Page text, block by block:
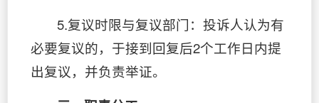
5.复议时限与复议部门：投诉人认为有
必要复议的，于接到回复后2个工作日内提
出复议，并负责举证。